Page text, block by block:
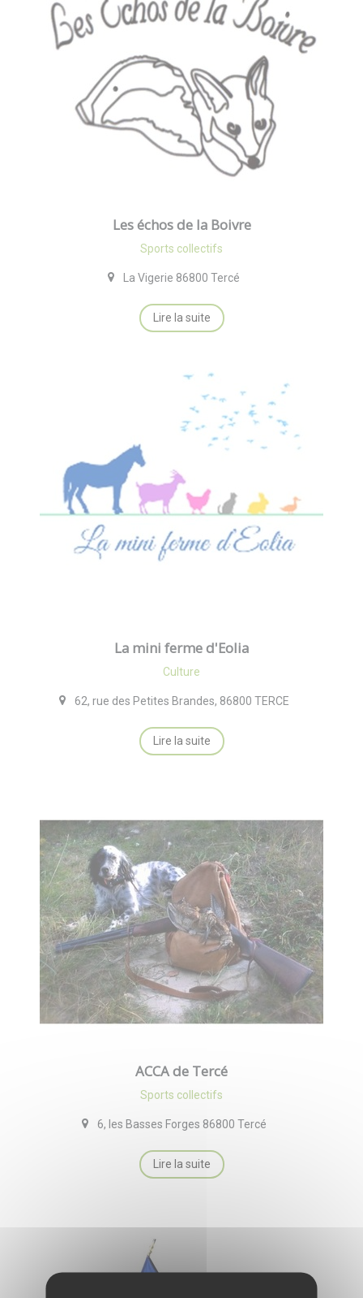
Les échos de la Boivre
Sports collectifs
La Vigerie 86800 Tercé
Lire la suite
La mini ferme d'Eolia
Culture
62, rue des Petites Brandes, 86800 TERCE
Lire la suite
ACCA de Tercé
Sports collectifs
6, les Basses Forges 86800 Tercé
Lire la suite